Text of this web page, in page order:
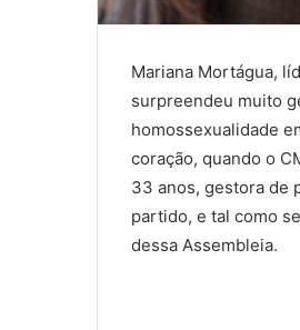
Mariana Mortágua,
surpreendeu muito
homossexualidade
coração, quando o
33 anos, gestora de
partido, e tal como
dessa Assembleia.